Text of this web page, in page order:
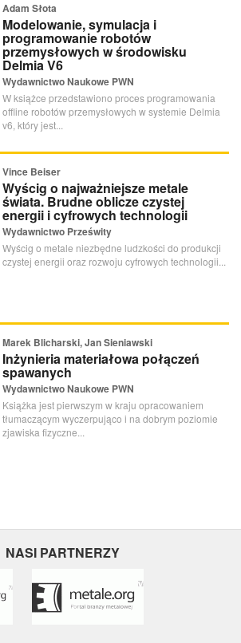
Adam Słota
Modelowanie, symulacja i
programowanie robotów
przemysłowych w środowisku
Delmia V6
Wydawnictwo Naukowe PWN
W książce przedstawiono proces programowania
offline robotów przemysłowych w systemie Delmia
v6, który jest...
Vince Beiser
Wyścig o najważniejsze metale
świata. Brudne oblicze czystej
energii i cyfrowych technologii
Wydawnictwo Prześwity
Wyścig o metale niezbędne ludzkości do produkcji
czystej energii oraz rozwoju cyfrowych technologii...
Marek Blicharski, Jan Sieniawski
Inżynieria materiałowa połączeń
spawanych
Wydawnictwo Naukowe PWN
Książka jest pierwszym w kraju opracowaniem
tłumaczącym wyczerpująco i na dobrym poziomie
zjawiska fizyczne...
NASI PARTNERZY